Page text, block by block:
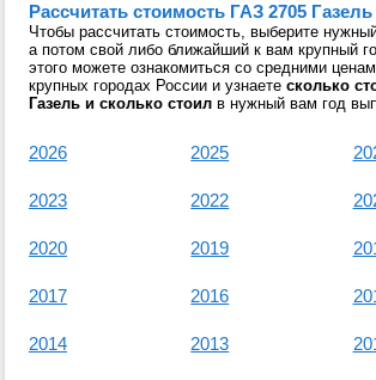
Рассчитать стоимость ГАЗ 2705 Газель
Чтобы рассчитать стоимость, выберите
а потом свой либо ближайший к вам крупный
этого можете ознакомиться со средними
крупных городах России и узнаете сколько
Газель и сколько стоил в нужный вам год
2026 2025
2023 2022
2020 2019
2017 2016
2014 2013